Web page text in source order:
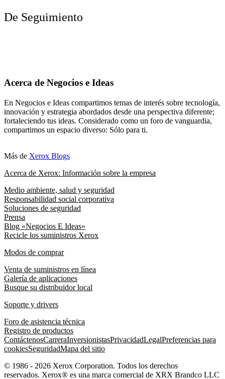
De Seguimiento
Acerca de Negocios e Ideas
En Negocios e Ideas compartimos temas de interés sobre tecnología,
innovación y estrategia abordados desde una perspectiva diferente;
fortaleciendo tus ideas. Considerado como un foro de vanguardia,
compartimos un espacio diverso: Sólo para ti.
Más de Xerox Blogs
Acerca de Xerox: Información sobre la empresa
Medio ambiente, salud y seguridad
Responsabilidad social corporativa
Soluciones de seguridad
Prensa
Blog «Negocios E Ideas»
Recicle los suministros Xerox
Modos de comprar
Venta de suministros en línea
Galería de aplicaciones
Busque su distribuidor local
Soporte y drivers
Foro de asistencia técnica
Registro de productos
ContáctenosCarreraInversionistasPrivacidadLegalPreferencias para
cookiesSeguridadMapa del sitio
© 1986 - 2026 Xerox Corporation. Todos los derechos
reservados. Xerox® es una marca comercial de XRX Brandco LLC